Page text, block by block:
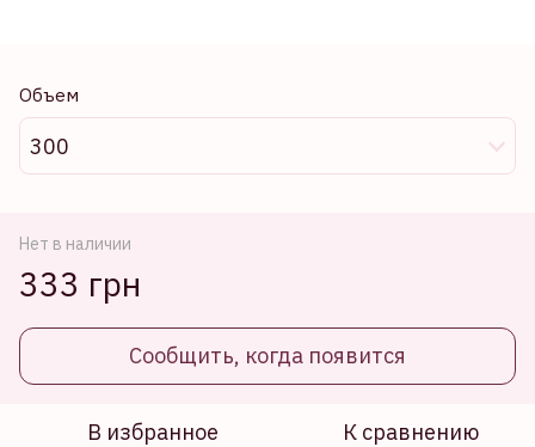
Объем
300
Нет в наличии
333 грн
Сообщить, когда появится
В избранное К сравнению